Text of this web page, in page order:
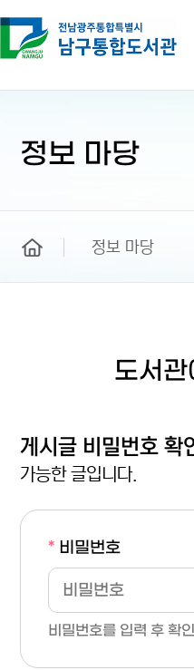
정보 마당
정보 마당
도서
게시글 비밀번호 확
가능한 글입니다.
* 비밀번호
비밀번호를 입력 후 확